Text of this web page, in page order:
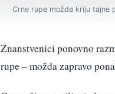
Crne rupe možda kriju tajne
Znanstvenici ponovno
rupe – možda zapravo